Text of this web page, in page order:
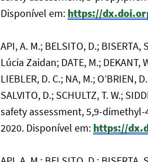
Disponível em: https://
API, A. M.; BELSITO, D.; BISERTA,
Lúcia Zaidan; DATE, M.; DEKANT,
LIEBLER, D. C.; NA, M.; O’BRIEN,
SALVITO, D.; SCHULTZ, T. W.;
safety assessment, 5,9-dimethyl-
2020. Disponível em: https://